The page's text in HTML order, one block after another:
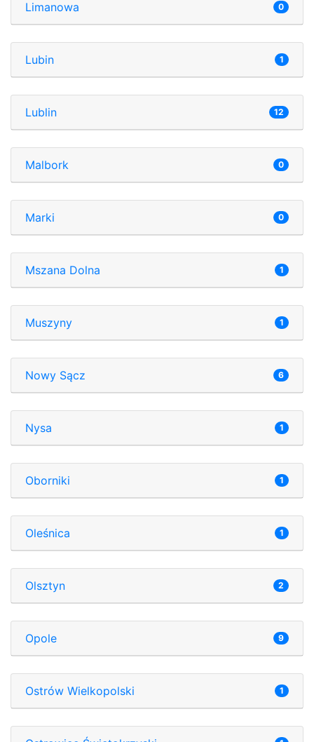
Limanowa 0
Lubin 1
Lublin 12
Malbork 0
Marki 0
Mszana Dolna 1
Muszyny 1
Nowy Sącz 6
Nysa 1
Oborniki 1
Oleśnica 1
Olsztyn 2
Opole 9
Ostrów Wielkopolski 1